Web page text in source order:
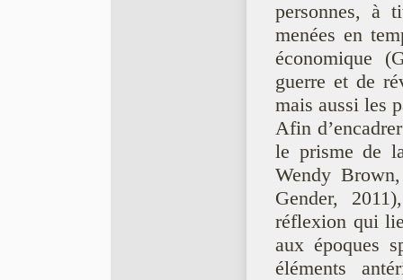
personnes, à
menées en
économique
guerre et de
mais aussi les
Afin
le prisme de
Wendy
Gender,
réflexion qui
aux époques
éléments